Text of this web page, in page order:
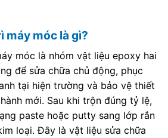
máy móc là gì?
móc là nhóm vật liệu epoxy hai
để sửa chữa chủ động, phục
tại hiện trường và bảo vệ thiết
mới. Sau khi trộn đúng tỷ lệ,
paste hoặc putty sang lớp rắn
loại. Đây là vật liệu sửa chữa